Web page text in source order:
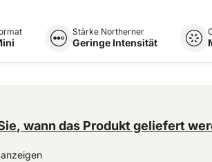
Stärke Northerner
Geringe Intensität
wann das Produkt geliefert